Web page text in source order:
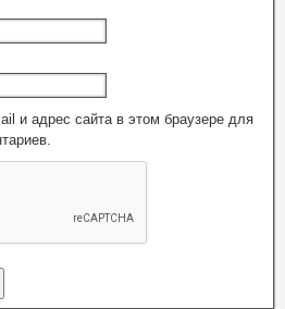
и адрес сайта в этом браузере для